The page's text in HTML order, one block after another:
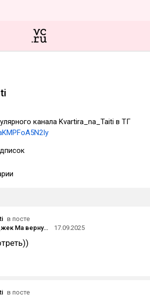
канала Kvartira_na_Taiti в ТГ
в посте
Bloomberg: Джек Ма вернулся к «активному» участию в управлении Alibaba после нескольких лет отсутствия — но официальной должности у него нет
17.09.2025
в посте